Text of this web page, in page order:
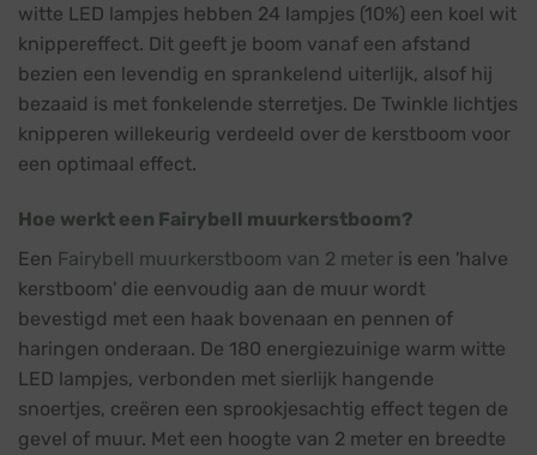
witte LED lampjes hebben 24 lampjes (10%) een koel wit
knippereffect. Dit geeft je boom vanaf een afstand
bezien een levendig en sprankelend uiterlijk, alsof hij
bezaaid is met fonkelende sterretjes. De Twinkle lichtjes
knipperen willekeurig verdeeld over de kerstboom voor
een optimaal effect.
Hoe werkt een Fairybell muurkerstboom?
Een Fairybell muurkerstboom van 2 meter is een 'halve
kerstboom' die eenvoudig aan de muur wordt
bevestigd met een haak bovenaan en pennen of
haringen onderaan. De 180 energiezuinige warm witte
LED lampjes, verbonden met sierlijk hangende
snoertjes, creëren een sprookjesachtig effect tegen de
gevel of muur. Met een hoogte van 2 meter en breedte